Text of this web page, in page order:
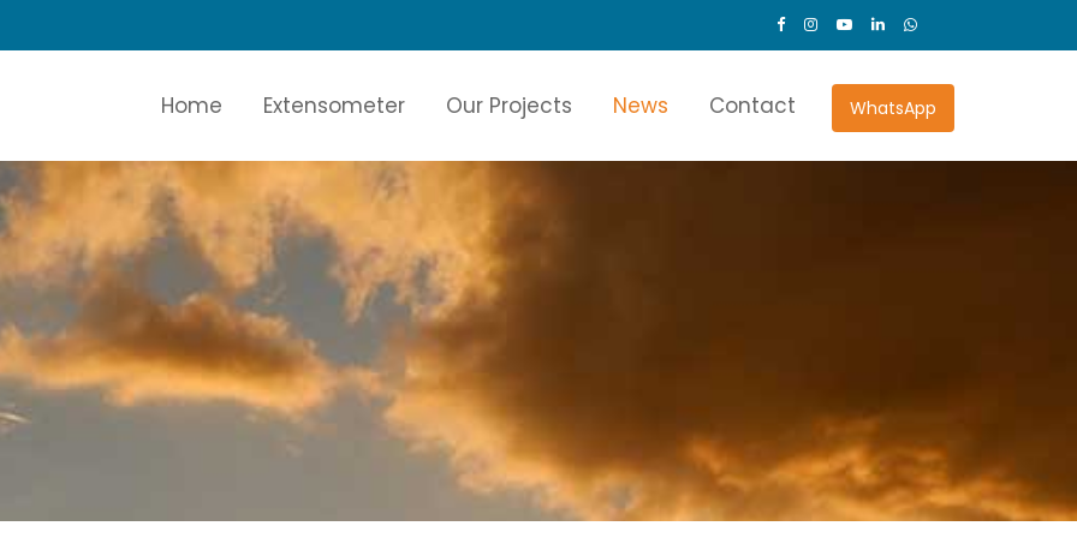
WhatsApp
Home Extensometer Our Projects News Contact